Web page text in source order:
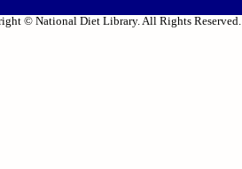
© National Diet Library. All Rights Reserved.